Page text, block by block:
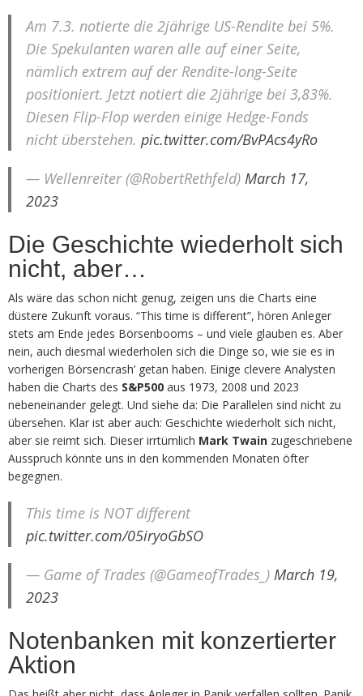
Am 7.3. notierte die 2jährige US-Rendite bei 5%.
Die Spekulanten waren alle auf einer Seite,
nämlich extrem auf der Rendite-long-Seite
positioniert. Jetzt notiert die 2jährige bei 3,83%.
Diesen Flip-Flop werden einige Hedge-Fonds
nicht überstehen. pic.twitter.com/BvPAcs4yRo
— Wellenreiter (@RobertRethfeld) March 17,
2023
Die Geschichte wiederholt sich
nicht, aber…
Als wäre das schon nicht genug, zeigen uns die Charts eine
düstere Zukunft voraus. “This time is different”, hören Anleger
stets am Ende jedes Börsenbooms – und viele glauben es. Aber
nein, auch diesmal wiederholen sich die Dinge so, wie sie es in
vorherigen Börsencrash’ getan haben. Einige clevere Analysten
haben die Charts des S&P500 aus 1973, 2008 und 2023
nebeneinander gelegt. Und siehe da: Die Parallelen sind nicht zu
übersehen. Klar ist aber auch: Geschichte wiederholt sich nicht,
aber sie reimt sich. Dieser irrtümlich Mark Twain zugeschriebene
Ausspruch könnte uns in den kommenden Monaten öfter
begegnen.
This time is NOT different
pic.twitter.com/05iryoGbSO
— Game of Trades (@GameofTrades_) March 19,
2023
Notenbanken mit konzertierter
Aktion